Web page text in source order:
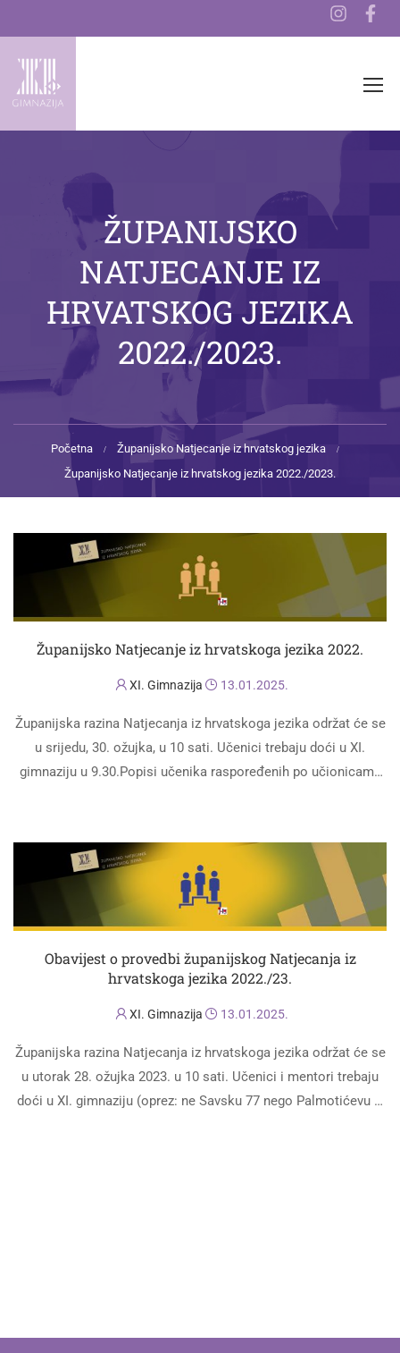
ŽUPANIJSKO
NATJECANJE IZ
HRVATSKOG JEZIKA
2022./2023.
Početna
Županijsko Natjecanje iz hrvatskog jezika
Županijsko Natjecanje iz hrvatskog jezika 2022./2023.
Županijsko Natjecanje iz hrvatskoga jezika 2022.
XI. Gimnazija 13.01.2025.
Županijska razina Natjecanja iz hrvatskoga jezika održat će se
u srijedu, 30. ožujka, u 10 sati. Učenici trebaju doći u XI.
gimnaziju u 9.30.Popisi učenika raspoređenih po učionicama
Obavijest o provedbi županijskog Natjecanja iz
hrvatskoga jezika 2022./23.
XI. Gimnazija 13.01.2025.
Županijska razina Natjecanja iz hrvatskoga jezika održat će se
u utorak 28. ožujka 2023. u 10 sati. Učenici i mentori trebaju
doći u XI. gimnaziju (oprez: ne Savsku 77 nego Palmotićevu …